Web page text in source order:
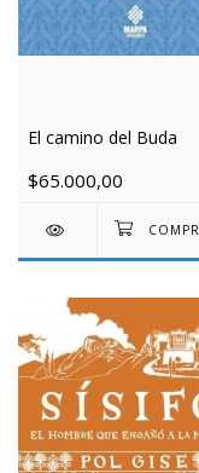
El camino del Buda
$65.000,00